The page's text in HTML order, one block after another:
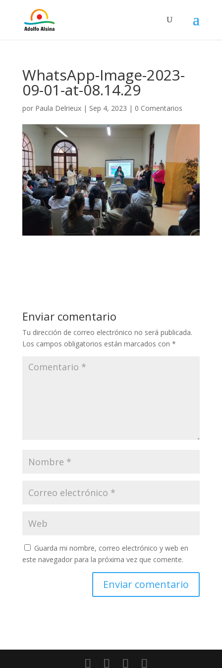
WhatsApp-Image-2023-
09-01-at-08.14.29
por Paula Delrieux| Sep 4, 2023 | 0 Comentarios
Enviar comentario
Tu dirección de correo electrónico no será publicada.
Los campos obligatorios están marcados con *
Guarda mi nombre, correo electrónico y web en
este navegador para la próxima vez que comente.